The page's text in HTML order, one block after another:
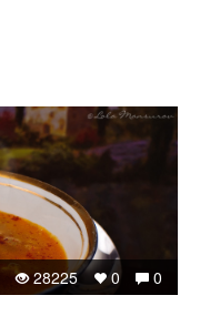
0
0
28225